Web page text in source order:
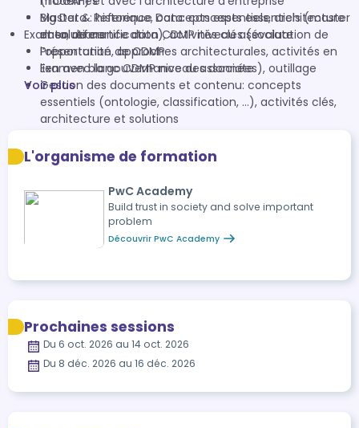
Big Data : historique, concepts essentiels, architecture
et solutions
Master & Reference Data: concepts essentiels (master
data, reference data), activités clés (évaluation de
l’opportunité, approches architecturales, activités en
lien avec la gouvernance des données), outillage
Gestion des documents et contenu: concepts
essentiels (ontologie, classification, …), activités clés,
architecture et solutions
Examen de certification CDMP niveau associate
Présentation de CDMP
Examen blanc CDMP niveau associate
Voir plus
L'organisme de formation
PwC Academy
Build trust in society and solve important
problem
Découvrir PwC Academy
Prochaines sessions
Du 6 oct. 2026 au 14 oct. 2026
Du 8 déc. 2026 au 16 déc. 2026